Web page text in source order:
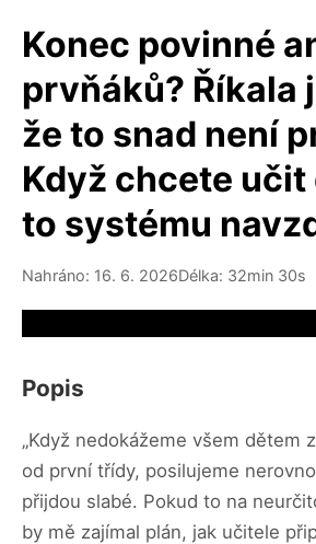
Konec povinné
prvňáků? Říkala
že to snad není
Když chcete učit
to systému
Nahráno: 16. 6. 2026Délka: 32min 30s
Popis
„Když nedokážeme všem dětem
od první třídy, posilujeme
přijdou slabé. Pokud to na
by mě zajímal plán, jak učitele